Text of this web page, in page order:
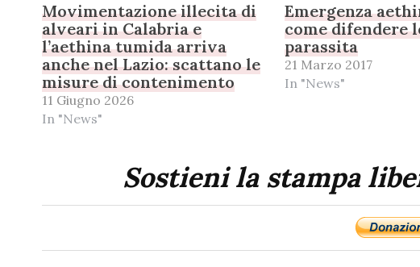
Movimentazione illecita di
alveari in Calabria e
l’aethina tumida arriva
anche nel Lazio: scattano le
misure di contenimento
11 Giugno 2026
In "News"
Emergenza
come difendere
parassita
21 Marzo 2017
In "News"
Sostieni la stampa